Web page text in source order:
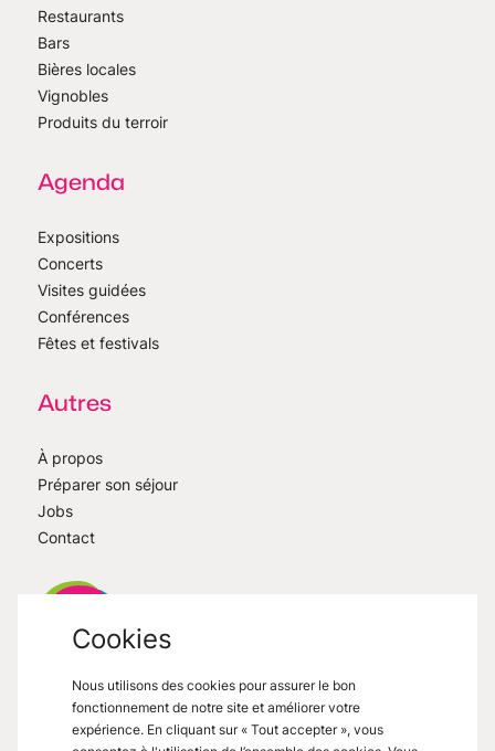
Restaurants
Bars
Bières locales
Vignobles
Produits du terroir
Agenda
Expositions
Concerts
Visites guidées
Conférences
Fêtes et festivals
Autres
À propos
Préparer son séjour
Jobs
Contact
VisitMons2026- All right reserved
Grand Place 27, 7000 Mons
Cookies
Nous utilisons des cookies pour assurer le bon
fonctionnement de notre site et améliorer votre
expérience. En cliquant sur « Tout accepter », vous